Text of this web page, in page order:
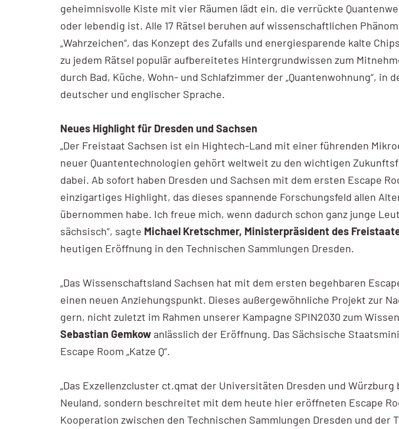
geheimnisvolle Kiste mit vier Räumen lädt ein, die verrückte
oder lebendig ist. Alle 17 Rätsel beruhen auf wissenschaftlichen
„Wahrzeichen“, das Konzept des Zufalls und energiesparende kalte
zu jedem Rätsel populär aufbereitetes Hintergrundwissen zum
durch Bad, Küche, Wohn- und Schlafzimmer der „Quantenwohnung“,
deutscher und englischer Sprache.
Neues Highlight für Dresden und Sachsen
„Der Freistaat Sachsen ist ein Hightech-Land mit einer führenden
neuer Quantentechnologien gehört weltweit zu den wichtigen
dabei. Ab sofort haben Dresden und Sachsen mit dem ersten Escape
einzigartiges Highlight, das dieses spannende Forschungsfeld allen
übernommen habe. Ich freue mich, wenn dadurch schon ganz junge
sächsisch“, sagte Michael Kretschmer, Ministerpräsident des
heutigen Eröffnung in den Technischen Sammlungen Dresden.
„Das Wissenschaftsland Sachsen hat mit dem ersten begehbaren
einen neuen Anziehungspunkt. Dieses außergewöhnliche Projekt zur
gern, nicht zuletzt im Rahmen unserer Kampagne SPIN2030 zum
Sebastian Gemkow anlässlich der Eröffnung. Das Sächsische
Escape Room „Katze Q“.
„Das Exzellenzcluster ct.qmat der Universitäten Dresden und
Neuland, sondern beschreitet mit dem heute hier eröffneten Escape
Kooperation zwischen den Technischen Sammlungen Dresden und